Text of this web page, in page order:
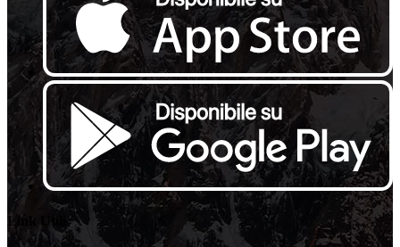
Link Utili